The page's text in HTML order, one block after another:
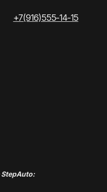
StepAuto: